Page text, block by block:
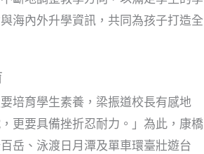
海內外升學資訊，共同為孩子打造全
培育學生素養，梁振道校長有感地
更要具備挫折忍耐力。」為此，康橋
岳、泳渡日月潭及單車環臺壯遊台